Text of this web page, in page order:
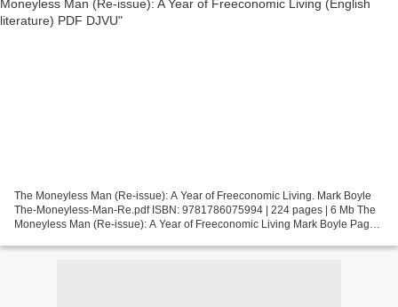
The Moneyless Man (Re-issue): A Year of Freeconomic Living. Mark Boyle
The-Moneyless-Man-Re.pdf ISBN: 9781786075994 | 224 pages | 6 Mb The
Moneyless Man (Re-issue): A Year of Freeconomic Living Mark Boyle Page: